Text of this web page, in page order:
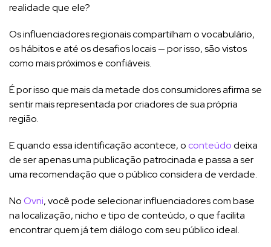
realidade que ele?
Os influenciadores regionais compartilham o vocabulário,
os hábitos e até os desafios locais — por isso, são vistos
como mais próximos e confiáveis.
É por isso que mais da metade dos consumidores afirma se
sentir mais representada por criadores de sua própria
região.
E quando essa identificação acontece, o conteúdodeixa
de ser apenas uma publicação patrocinada e passa a ser
uma recomendação que o público considera de verdade.
NoOvni, você pode selecionar influenciadores com base
na localização, nicho e tipo de conteúdo, o que facilita
encontrar quem já tem diálogo com seu público ideal.